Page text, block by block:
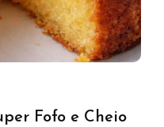
Fofo e Cheio